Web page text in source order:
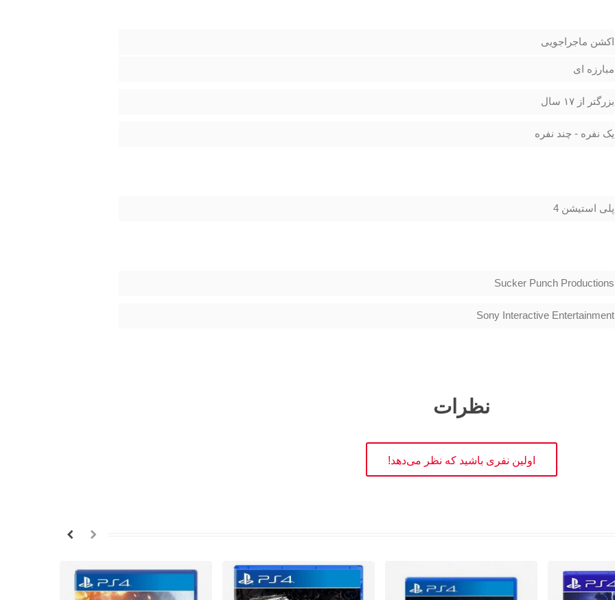
اکشن ماجراجویی
مبارزه ای
بزرگتر از ۱۷ سال
یک نفره - چند نفره
پلی استیشن 4
Sucker Punch Productions
Sony Interactive Entertainment
نظرات
اولین نفری باشید که نظر می‌دهد!